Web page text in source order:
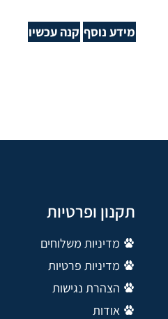
מידע נוסף קנה עכשיו
תקנון ופרטיות
מדיניות משלוחים
מדיניות פרטיות
הצהרת נגישות
אודות